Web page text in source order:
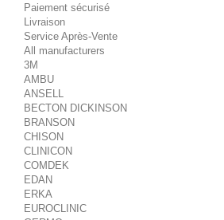
Paiement sécurisé
Livraison
Service Après-Vente
All manufacturers
3M
AMBU
ANSELL
BECTON DICKINSON
BRANSON
CHISON
CLINICON
COMDEK
EDAN
ERKA
EUROCLINIC